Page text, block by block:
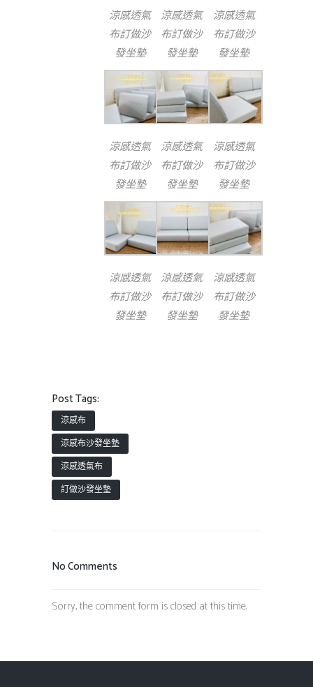
涼感透氣
布訂做沙
發坐墊
涼感透氣
布訂做沙
發坐墊
涼感透氣
布訂做沙
發坐墊
涼感透氣
布訂做沙
發坐墊
涼感透氣
布訂做沙
發坐墊
涼感透氣
布訂做沙
發坐墊
涼感透氣
布訂做沙
發坐墊
涼感透氣
布訂做沙
發坐墊
涼感透氣
布訂做沙
發坐墊
Post Tags:
涼感布
涼感布沙發坐墊
涼感透氣布
訂做沙發坐墊
No Comments
Sorry, the comment form is closed at this time.